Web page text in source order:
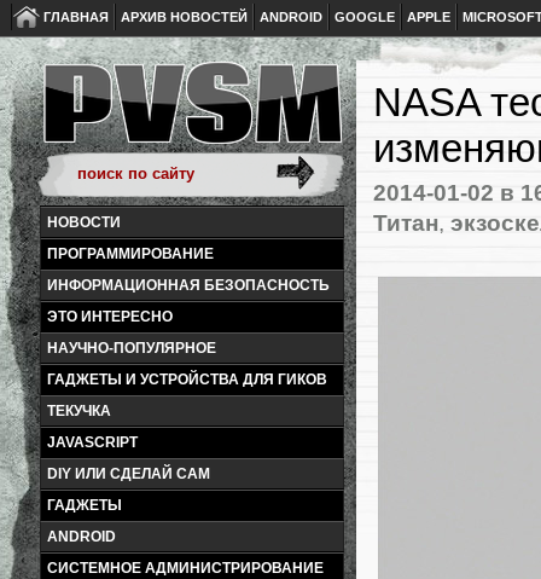
ГЛАВНАЯ АРХИВ НОВОСТЕЙ ANDROID GOOGLE APPLE
НОВОСТИ
ПРОГРАММИРОВАНИЕ
ИНФОРМАЦИОННАЯ БЕЗОПАСНОСТЬ
ЭТО ИНТЕРЕСНО
НАУЧНО-ПОПУЛЯРНОЕ
ГАДЖЕТЫ И УСТРОЙСТВА ДЛЯ ГИКОВ
ТЕКУЧКА
JAVASCRIPT
DIY ИЛИ СДЕЛАЙ САМ
ГАДЖЕТЫ
ANDROID
СИСТЕМНОЕ АДМИНИСТРИРОВАНИЕ
NASA
2014-01-02 в
Титан,